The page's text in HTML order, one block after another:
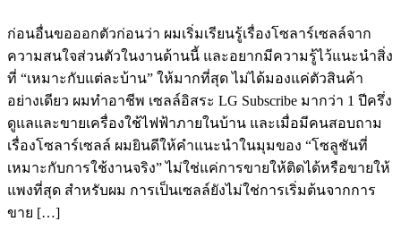
ก่อนอื่นขอออกตัวก่อนว่า ผมเริ่มเรียนรู้เรื่องโซลาร์เซลล์จาก
ความสนใจส่วนตัวในงานด้านนี้ และอยากมีความรู้ไว้แนะนำสิ่ง
ที่ “เหมาะกับแต่ละบ้าน” ให้มากที่สุด ไม่ได้มองแค่ตัวสินค้า
อย่างเดียว ผมทำอาชีพ เซลล์อิสระ LG Subscribe มากว่า 1 ปีครึ่ง
ดูแลและขายเครื่องใช้ไฟฟ้าภายในบ้าน และเมื่อมีคนสอบถาม
เรื่องโซลาร์เซลล์ ผมยินดีให้คำแนะนำในมุมของ “โซลูชันที่
เหมาะกับการใช้งานจริง” ไม่ใช่แค่การขายให้ติดได้หรือขายให้
แพงที่สุด สำหรับผม การเป็นเซลล์ยังไม่ใช่การเริ่มต้นจากการ
ขาย […]